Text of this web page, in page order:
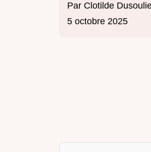
Par Clotilde
5 octobre 2025